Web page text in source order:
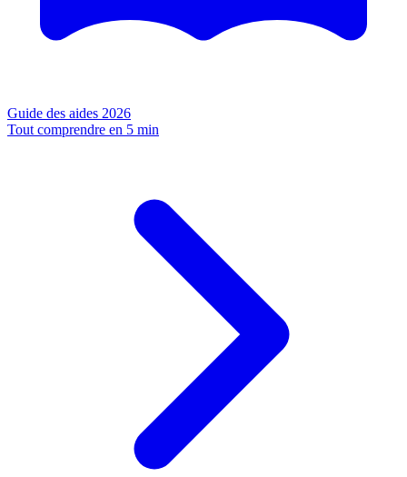
Guide des aides 2026
Tout comprendre en 5 min